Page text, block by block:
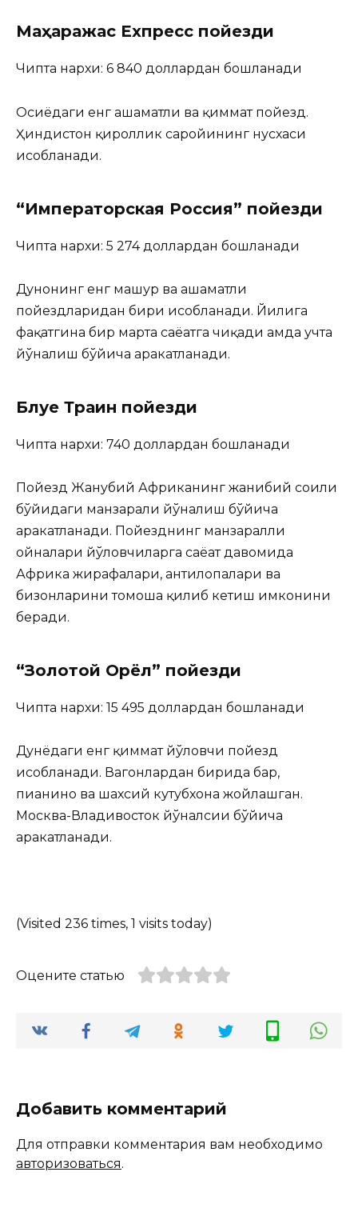
Маҳаражас Ехпресс пойезди
Чипта нархи: 6 840 доллардан бошланади
Осиёдаги енг ҳашаматли ва қиммат пойезд.
Ҳиндистон қироллик саройининг нусхаси
ҳисобланади.
“Императорская Россия” пойезди
Чипта нархи: 5 274 доллардан бошланади
Дунонинг енг машҳур ва ҳашаматли
пойездларидан бири ҳисобланади. Йилига
фақатгина бир марта саёҳатга чиқади ҳамда учта
йўналиш бўйича ҳаракатланади.
Блуе Траин пойезди
Чипта нархи: 740 доллардан бошланади
Пойезд Жанубий Африканинг жанибий соҳили
бўйидаги манзарали йўналиш бўйича
ҳаракатланади. Пойезднинг манзаралли
ойналари йўловчиларга саёҳат давомида
Африка жирафалари, антилопалари ва
бизонларини томоша қилиб кетиш имконини
беради.
“Золотой Орёл” пойезди
Чипта нархи: 15 495 доллардан бошланади
Дунёдаги енг қиммат йўловчи пойезд
ҳисобланади. Вагонлардан бирида бар,
пианино ва шахсий кутубхона жойлашган.
Москва-Владивосток йўналсиҳи бўйича
ҳаракатланади.
(Visited 236 times, 1 visits today)
Оцените статью
Добавить комментарий
Для отправки комментария вам необходимо
авторизоваться.